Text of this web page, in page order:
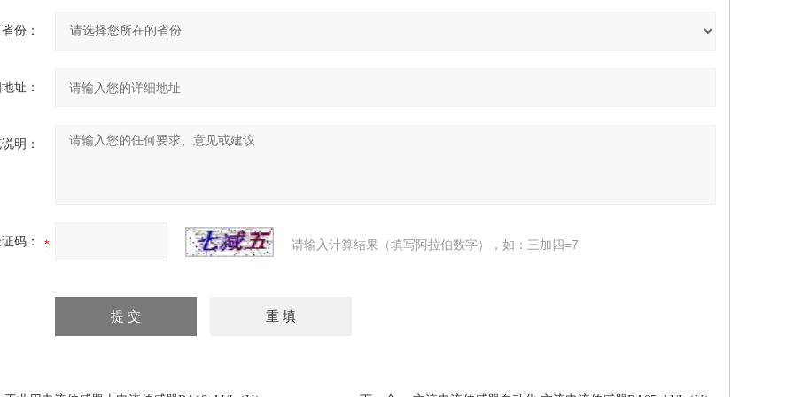
省份：
址：
明：
码： 请输入计算结果（填写阿拉伯数字），如：三加四=7